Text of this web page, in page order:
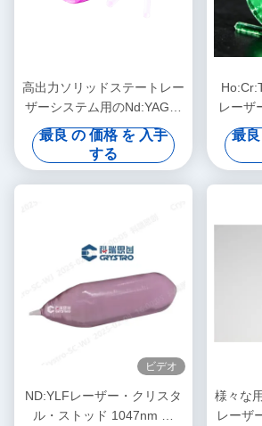
高出力ソリッドステートレー
ザーシステム用のNd:YAGネ
オジムドープYAGレーザー結
晶
最良 の 価格 を 入手
する
レーザ
全で
最
ビデオ
ND:YLFレーザー・クリスタ
ル・ストッド 1047nm と
様々な
レーザ